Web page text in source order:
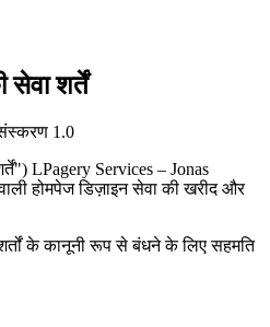
सेवा शर्तें
संस्करण 1.0
LPagery Services – Jonas
होमपेज डिज़ाइन सेवा की खरीद और
के कानूनी रूप से बंधने के लिए सहमति